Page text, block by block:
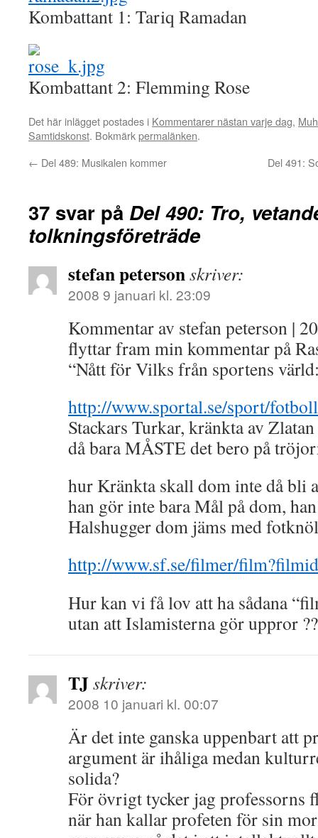
Kombattant 1: Tariq Ramadan
Kombattant 2: Flemming Rose
Det här inlägget postades i Kommentarer nästan varje dag,
Samtidskonst. Bokmärkpermalänken.
← Del 489: Musikalen kommer Del 491:
37 svar på Del 490: Tro,
tolkningsföreträde
stefan petersonskriver:
2008 9 januari kl. 23:09
Kommentar av stefan peterson |
flyttar fram min kommentar på
“Nått för Vilks från sportens
http://www.sportal.se/sport/
Stackars Turkar, kränkta av
då bara MÅSTE det bero på
hur Kränkta skall dom inte då bli
han gör inte bara Mål på dom,
Halshugger dom jäms med
http://www.sf.se/filmer/
Hur kan vi få lov att ha sådana
utan att Islamisterna gör uppror ??
TJskriver:
2008 10 januari kl. 00:07
Är det inte ganska uppenbart att
argument är ihåliga medan
solida?
För övrigt tycker jag professorns
när han kallar profeten för sin